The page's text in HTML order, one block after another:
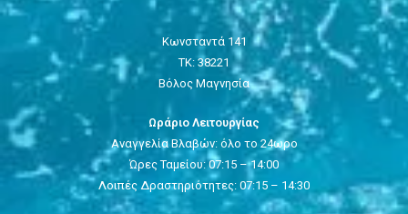
Κωνσταντά 141
ΤΚ: 38221
Βόλος Μαγνησία
Ωράριο Λειτουργίας
Αναγγελία Βλαβών: όλο το 24ωρο
Ώρες Ταμείου: 07:15 – 14:00
Λοιπές Δραστηριότητες: 07:15 – 14:30